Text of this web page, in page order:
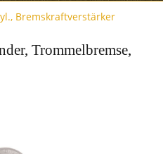
Bremskraftverstärker
Trommelbremse,